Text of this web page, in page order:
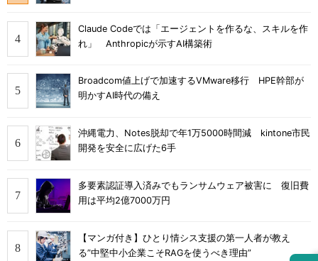
Claude Codeでは「エージェントを作るな、スキルを作
れ」 Anthropicが示すAI構築術
Broadcom値上げで加速するVMware移行 HPE幹部が
明かすAI時代の備え
沖縄電力、Notes脱却で年1万5000時間減 kintone市民
開発を安全に広げた6手
多要素認証導入済みでもランサムウェア被害に 復旧費
用は平均2億7000万円
【マンガ付き】ひとり情シス支援の第一人者が教え
る”中堅中小企業こそRAGを使うべき理由”